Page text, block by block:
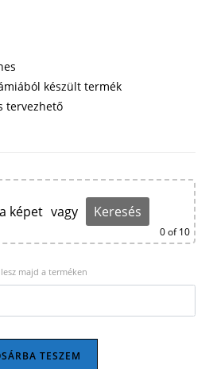
készült termék
tervezhető
képet vagy Keresés
0of 10
majd a terméken
TESZEM